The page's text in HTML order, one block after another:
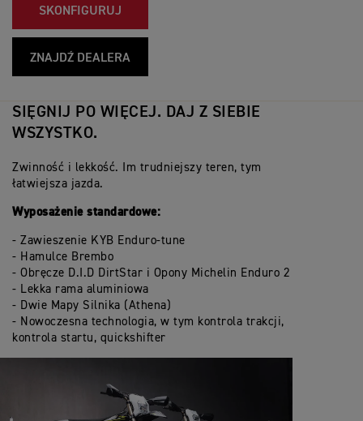
SKONFIGURUJ
ZNAJDŹ DEALERA
SIĘGNIJ PO WIĘCEJ. DAJ Z SIEBIE
WSZYSTKO.
Zwinność i lekkość. Im trudniejszy teren, tym
łatwiejsza jazda.
Wyposażenie standardowe:
- Zawieszenie KYB Enduro-tune
- Hamulce Brembo
- Obręcze D.I.D DirtStar i Opony Michelin Enduro 2
- Lekka rama aluminiowa
- Dwie Mapy Silnika (Athena)
- Nowoczesna technologia, w tym kontrola trakcji,
kontrola startu, quickshifter